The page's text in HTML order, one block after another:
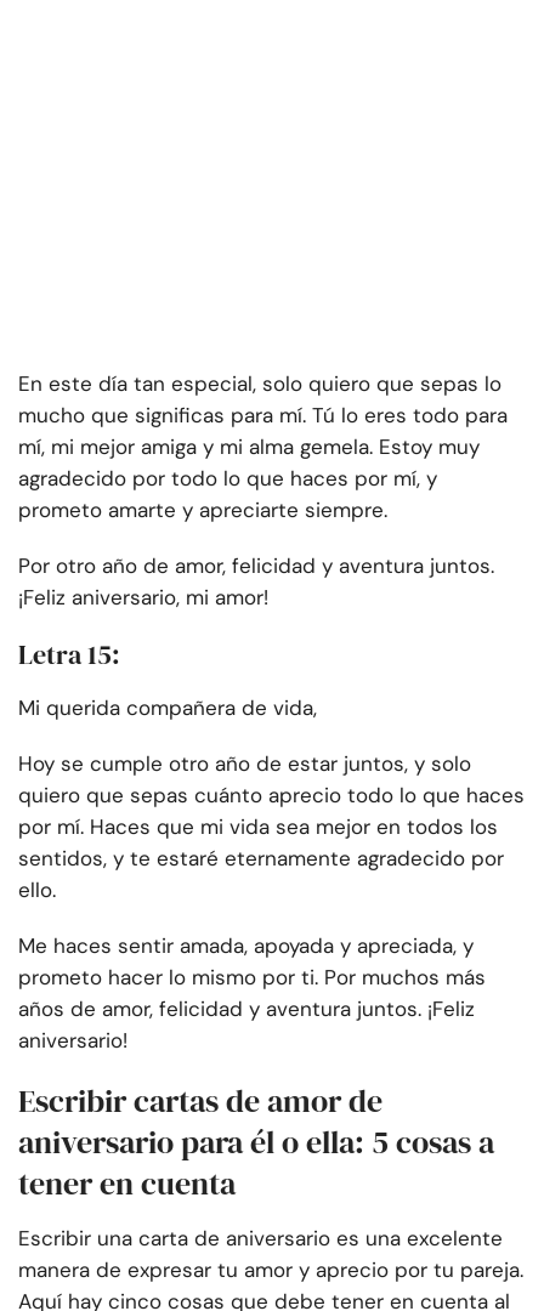
En este día tan especial, solo quiero que sepas lo
mucho que significas para mí. Tú lo eres todo para
mí, mi mejor amiga y mi alma gemela. Estoy muy
agradecido por todo lo que haces por mí, y
prometo amarte y apreciarte siempre.
Por otro año de amor, felicidad y aventura juntos.
¡Feliz aniversario, mi amor!
Letra 15:
Mi querida compañera de vida,
Hoy se cumple otro año de estar juntos, y solo
quiero que sepas cuánto aprecio todo lo que haces
por mí. Haces que mi vida sea mejor en todos los
sentidos, y te estaré eternamente agradecido por
ello.
Me haces sentir amada, apoyada y apreciada, y
prometo hacer lo mismo por ti. Por muchos más
años de amor, felicidad y aventura juntos. ¡Feliz
aniversario!
Escribir cartas de amor de
aniversario para él o ella: 5 cosas a
tener en cuenta
Escribir una carta de aniversario es una excelente
manera de expresar tu amor y aprecio por tu pareja.
Aquí hay cinco cosas que debe tener en cuenta al